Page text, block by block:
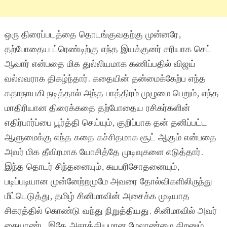
ஒரு திரைப்படத்தை தொடங்குவதற்கு முன்னரே,
தற்போதைய ட்ரெண்டிற்கு எந்த இயக்குனர் சரியாக செட்
ஆவார் என்பதை மிக துல்லியமாக கணிப்பதில் விஜய்
வல்லவராக திகழ்ந்தார். கதையின் தன்மைக்கேற்ப எந்த
கதாநாயகி நடித்தால் அந்த பாத்திரம் முழுமை பெறும், எந்த
மாதிரியான திரைக்கதை தற்போதைய ரசிகர்களின்
எதிர்பார்ப்பை பூர்த்தி செய்யும், குறிப்பாக தன் தனிப்பட்ட
ஆளுமைக்கு எந்த கதை கச்சிதமாக சூட் ஆகும் என்பதை
அவர் மிக தீவிரமாக யோசித்தே முடிவுகளை எடுத்தார்.
இந்த தொடர் சிந்தனையும், சுயபரிசோதனையும்,
படிப்படியான முன்னேற்றமுமே அவரை தோல்விகளிலிருந்து
மீட்டெடுத்து, தமிழ் சினிமாவின் அசைக்க முடியாத
சிகரத்தில் கொண்டு வந்து நிறுத்தியது. சினிமாவில் அவர்